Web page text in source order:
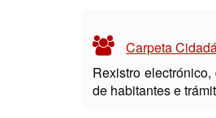
Carpeta
Rexistro
de habitantes e